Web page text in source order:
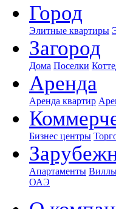
Город
Элитные квартиры
Загород
Дома Поселки
Аренда
Аренда квартир
Бизнес центры
Апартаменты
ОАЭ